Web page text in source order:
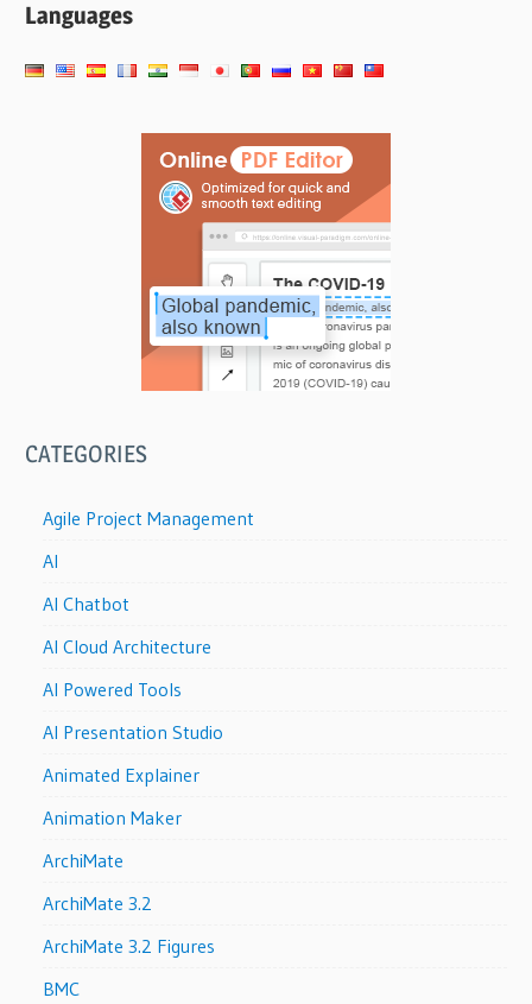
Languages
CATEGORIES
Agile Project Management
AI
AI Chatbot
AI Cloud Architecture
AI Powered Tools
AI Presentation Studio
Animated Explainer
Animation Maker
ArchiMate
ArchiMate 3.2
ArchiMate 3.2 Figures
BMC